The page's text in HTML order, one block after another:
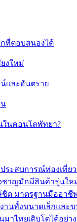
ที่ตอบสนองได้
งใหม่
และอันตราย
ในคอนโดพัทยา?
ประสบการณ์ท่องเที่ย
ชาญมักมีสินค้ารุ่นให
ชิด มาตรฐานมืออาชี
านทั้งขนาดเล็กและ
าไทยเติบโตได้อย่า